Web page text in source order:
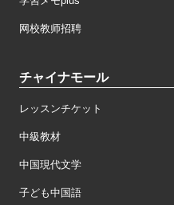
网校教师招聘
チャイナモール
レッスンチケット
中級教材
中国現代文学
子ども中国語